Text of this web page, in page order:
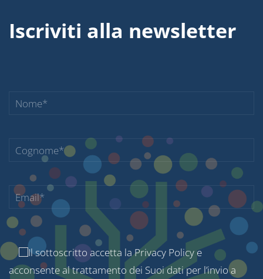
Iscriviti alla newsletter
Il sottoscritto accetta laPrivacy Policy e
acconsente al trattamento dei Suoi dati per l’invio a